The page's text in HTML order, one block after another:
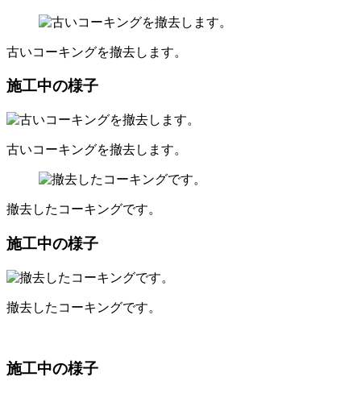
古いコーキングを撤去します。
施工中の様子
古いコーキングを撤去します。
撤去したコーキングです。
施工中の様子
撤去したコーキングです。
施工中の様子